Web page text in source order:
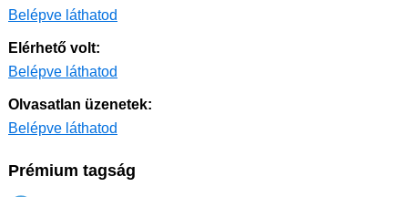
Belépve láthatod
Elérhető volt:
Belépve láthatod
Olvasatlan üzenetek:
Belépve láthatod
Prémium tagság